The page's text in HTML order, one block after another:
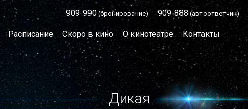
909-990 (бронирование) 909-888(автоответчик)
Расписание Скоро в кино О кинотеатре Контакты
Дикая